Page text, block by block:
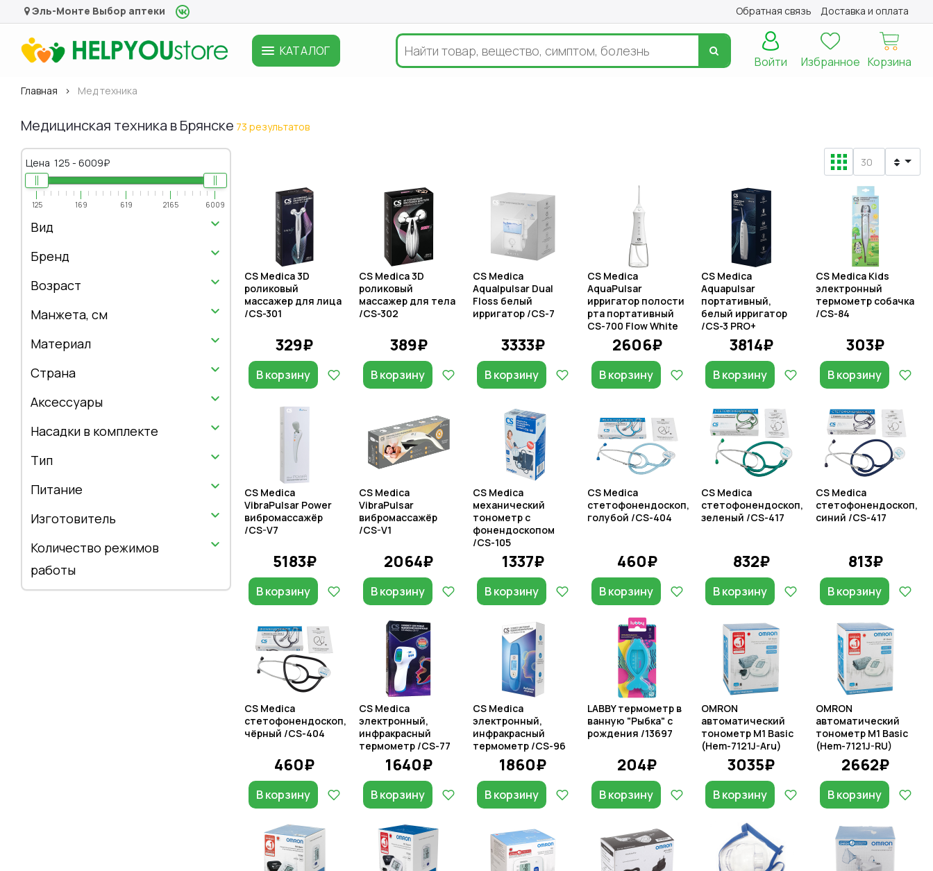
Эль-Монте Выбор аптеки Обратная связь Доставка и оплата
КАТАЛОГ
Корзина
Избранное
Войти
Главная Мед техника
Медицинская техника в Брянске 73 результатов
CS Medica 3D
роликовый
массажер для лица
/CS-301
329₽
В корзину
CS Medica 3D
роликовый
массажер для тела
/CS-302
389₽
В корзину
CS Medica
Aqualpulsar Dual
Floss белый
ирригатор /CS-7
3333₽
В корзину
CS Medica
AquaPulsar
ирригатор полости
рта портативный
CS-700 Flow White
2606₽
В корзину
CS Medica
Aquapulsar
портативный,
белый ирригатор
/CS-3 PRO+
3814₽
В корзину
CS Medica Kids
электронный
термометр собачка
/CS-84
303₽
В корзину
CS Medica
VibraPulsar Power
вибромассажёр
/CS-V7
5183₽
В корзину
CS Medica
VibraPulsar
вибромассажёр
/CS-V1
2064₽
В корзину
CS Medica
механический
тонометр с
фонендоскопом
/CS-105
1337₽
В корзину
CS Medica
стетофонендоскоп,
голубой /CS-404
460₽
В корзину
CS Medica
стетофонендоскоп,
зеленый /CS-417
832₽
В корзину
CS Medica
стетофонендоскоп,
синий /CS-417
813₽
В корзину
CS Medica
стетофонендоскоп,
чёрный /CS-404
460₽
В корзину
CS Medica
электронный,
инфракрасный
термометр /CS-77
1640₽
В корзину
CS Medica
электронный,
инфракрасный
термометр /CS-96
1860₽
В корзину
LABBY термометр в
ванную "Рыбка" с
рождения /13697
204₽
В корзину
OMRON
автоматический
тонометр M1 Basic
(Hem-7121J-Aru)
3035₽
В корзину
OMRON
автоматический
тонометр M1 Basic
(Hem-7121J-RU)
2662₽
В корзину
Цена 125 - 6009₽
125 169 619 2165 6009
Вид
Бренд
Возраст
Манжета, см
Материал
Страна
Аксессуары
Насадки в комплекте
Тип
Питание
Изготовитель
Количество режимов
работы